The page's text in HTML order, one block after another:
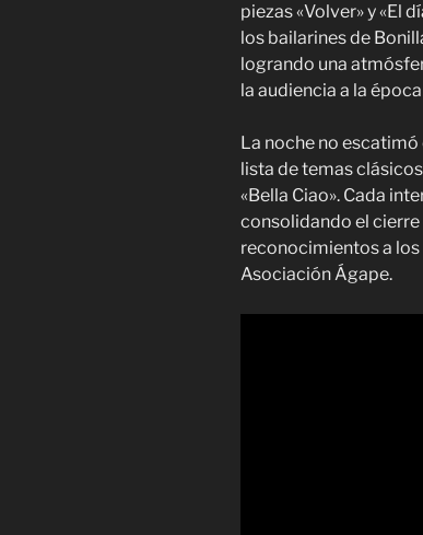
piezas «Volver» y «El
los bailarines de
logrando una
la audiencia a la
La noche no
lista de temas
«Bella Ciao». Cada
consolidando el
reconocimientos a
Asociación Ágape.